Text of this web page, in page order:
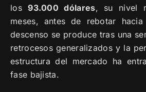
los93.000 dólares, su nivel
meses, antes de rebotar
descenso se produce tras una
retrocesos generalizados y la
estructura del mercado ha
fase bajista.